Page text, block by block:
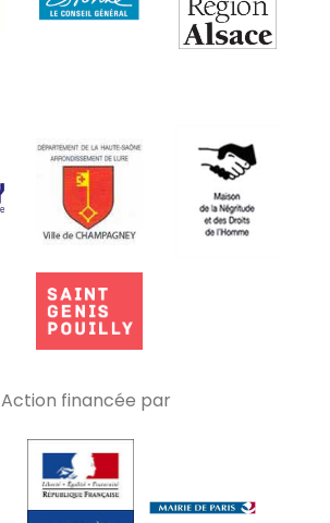
Action financée par